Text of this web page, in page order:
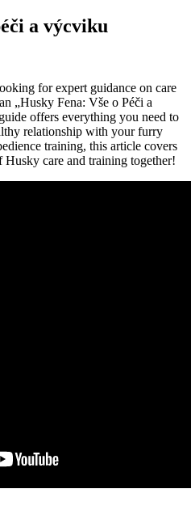
a výcviku
for expert guidance on care
„Husky Fena: Vše o Péči a
offers everything you need to
relationship with your furry
training, this article covers
care and training together!